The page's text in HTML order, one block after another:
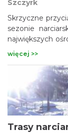
Szczyrk
Skrzyczne
sezonie
największych
w raj dla
szlaki
turystów
więcej >>
Trasy